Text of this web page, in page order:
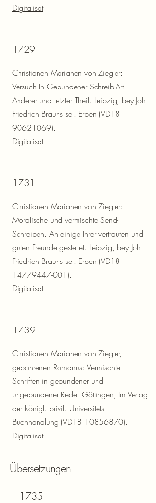
Digitalisat
1729
Christianen Marianen von Ziegler:
Versuch In Gebundener Schreib-Art.
Anderer und letzter Theil. Leipzig, bey Joh.
Friedrich Brauns sel. Erben (VD18
90621069).
Digitalisat
1731
Christianen Marianen von Ziegler:
Moralische und vermischte Send-
Schreiben. An einige Ihrer vertrauten und
guten Freunde gestellet. Leipzig, bey Joh.
Friedrich Brauns sel. Erben (VD18
14779447-001).
Digitalisat
1739
Christianen Marianen von Ziegler,
gebohrenen Romanus: Vermischte
Schriften in gebundener und
ungebundener Rede. Göttingen, Im Verlag
der königl. privil. Universitets-
Buchhandlung (VD18 10856870).
Digitalisat
Übersetzungen
1735